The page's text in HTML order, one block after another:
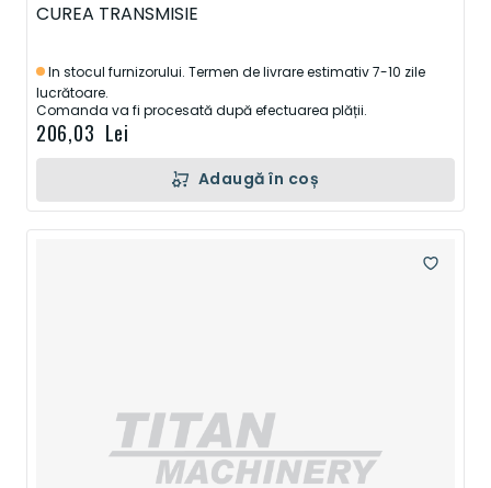
CUREA TRANSMISIE
In stocul furnizorului. Termen de livrare estimativ 7-10 zile
lucrătoare.
Comanda va fi procesată după efectuarea plății.
206,03 Lei
Adaugă în coș